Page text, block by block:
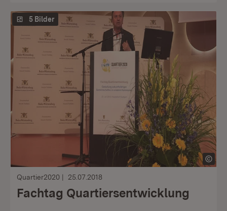
5 Bilder
Quartier2020 25.07.2018
Fachtag Quartiersentwicklung